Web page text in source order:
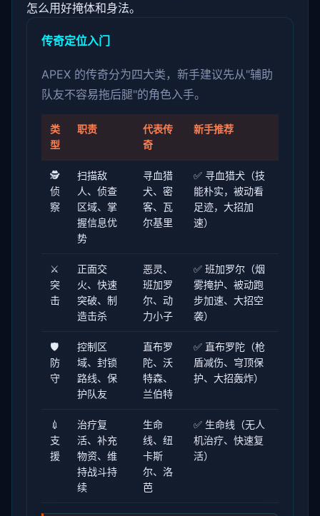
怎么用好掩体和身法。
传奇定位入门
APEX 的传奇分为四大类，新手建议先从"辅助
队友不容易拖后腿"的角色入手。
类
型
职责
代表传
奇
新手推荐
🕵️
侦
察
扫描敌
人、侦查
区域、掌
握信息优
势
寻血猎
犬、密
客、瓦
尔基里
✅ 寻血猎犬（技
能朴实，被动看
足迹，大招加
速）
⚔️
突
击
正面交
火、快速
突破、制
造击杀
恶灵、
班加罗
尔、动
力小子
✅ 班加罗尔（烟
雾掩护、被动跑
步加速、大招空
袭）
🛡️
防
守
控制区
域、封锁
路线、保
护队友
直布罗
陀、沃
特森、
兰伯特
✅ 直布罗陀（枪
盾减伤、穹顶保
护、大招轰炸）
💉
支
援
治疗复
活、补充
物资、维
持战斗持
续
生命
线、纽
卡斯
尔、洛
芭
✅ 生命线（无人
机治疗、快速复
活）